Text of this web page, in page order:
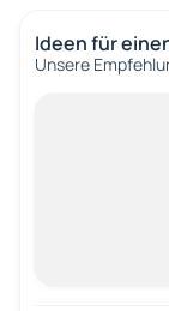
Ideen für
Unsere